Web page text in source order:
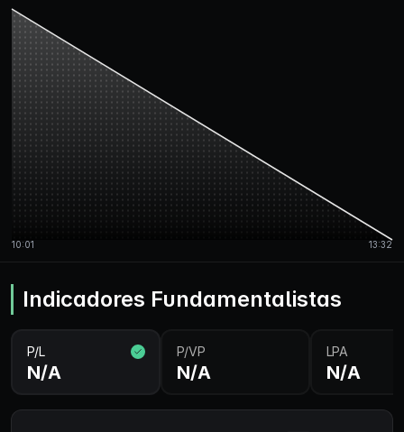
Indicadores Fundamentalistas
P/L
N/A
P/VP
N/A
LPA
N/A